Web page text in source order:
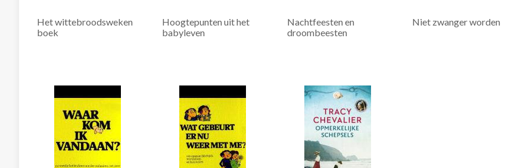
Het wittebroodsweken
boek
Hoogtepunten uit het
babyleven
Nachtfeesten en
droombeesten
Niet zwanger worden